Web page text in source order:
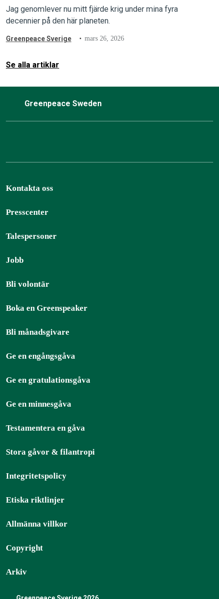
Jag genomlever nu mitt fjärde krig under mina fyra
decennier på den här planeten.
Greenpeace Sverige mars 26, 2026
Se alla artiklar
Greenpeace Sweden
Kontakta oss
Presscenter
Talespersoner
Jobb
Bli volontär
Boka en Greenspeaker
Bli månadsgivare
Ge en engångsgåva
Ge en gratulationsgåva
Ge en minnesgåva
Testamentera en gåva
Stora gåvor & filantropi
Integritetspolicy
Etiska riktlinjer
Allmänna villkor
Copyright
Arkiv